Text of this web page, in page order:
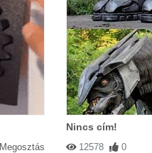
Megosztás
Nincs cím!
12578 0